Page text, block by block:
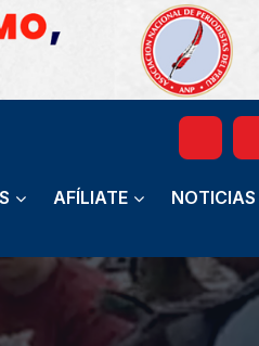
AFÍLIATE NOTICIAS